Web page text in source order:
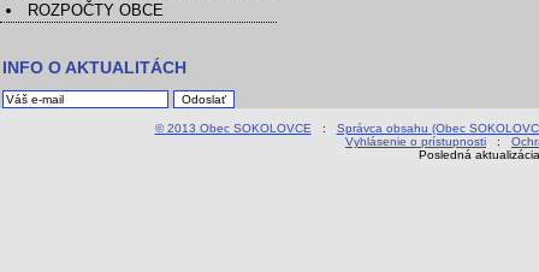
ROZPOČTY OBCE
INFO O AKTUALITÁCH
© 2013 Obec SOKOLOVCE : Správca obsahu (Obec
Vyhlásenie o prístupnosti :
Posledná